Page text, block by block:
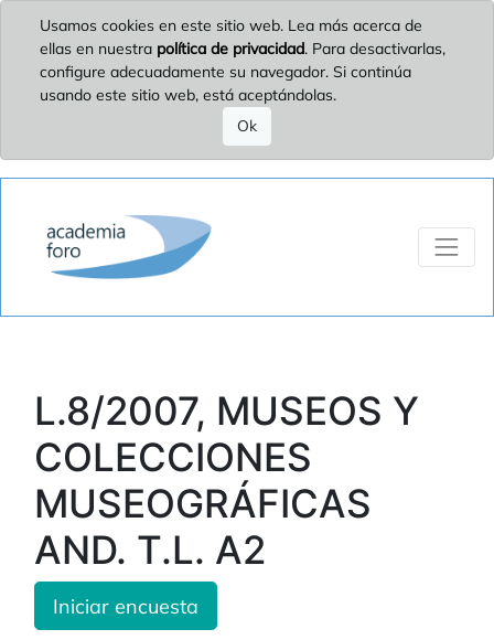
Usamos cookies en este sitio web. Lea más acerca de
ellas en nuestra política de privacidad. Para desactivarlas,
configure adecuadamente su navegador. Si continúa
usando este sitio web, está aceptándolas.
Ok
L.8/2007, MUSEOS Y
COLECCIONES
MUSEOGRÁFICAS
AND. T.L. A2
Iniciar encuesta